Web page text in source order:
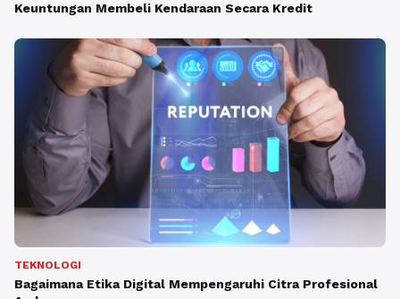
Keuntungan Membeli Kendaraan Secara Kredit
TEKNOLOGI
Bagaimana Etika Digital Mempengaruhi Citra Profesional